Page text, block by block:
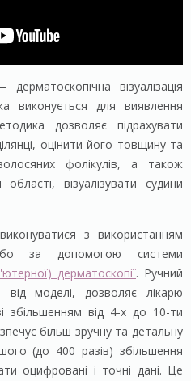
візуалізація
виконується для виявлення
дозволяє підрахувати
оцінити його товщину та
фолікулів, а також
візуалізувати судини
з використанням
за допомогою системи
дерматоскопії. Ручний
моделі, дозволяє лікарю
збільшенням від 4-х до 10-ти
більш зручну та детальну
(до 400 разів) збільшення
оцифровані і точні дані. Це